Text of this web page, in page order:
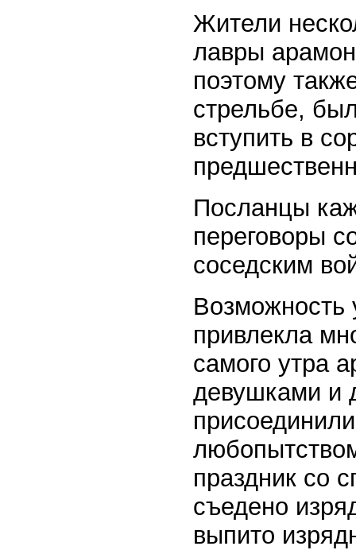
Жители
лавры
поэтому
стрельбе,
вступить в
Посланцы
переговоры
соседским
Возможность
привлекла
самого утра
девушками и
праздник со
съедено
выпито